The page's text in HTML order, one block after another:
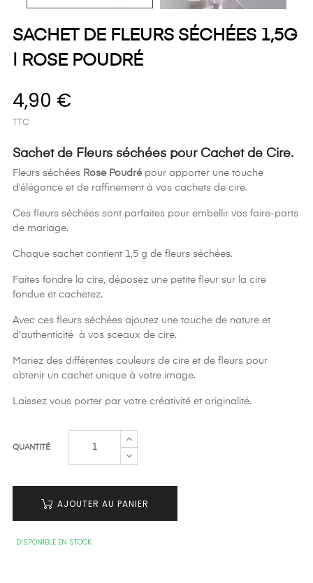
SACHET DE FLEURS SÉCHÉES 1,5G
| ROSE POUDRÉ
4,90 €
TTC
Sachet de Fleurs séchées pour Cachet de Cire.
Fleurs séchées Rose Poudrépour apporter une touche
d’élégance et de raffinement à vos cachets de cire.
Ces fleurs séchées sont parfaites pour embellir vos faire-parts
de mariage.
Chaque sachet contient 1,5 g de fleurs séchées.
Faites fondre la cire, déposez une petite fleur sur la cire
fondue et cachetez.
Avec ces fleurs séchées ajoutez une touche de nature et
d'authenticité à vos sceaux de cire.
Mariez des différentes couleurs de cire et de fleurs pour
obtenir un cachet unique à votre image.
Laissez vous porter par votre créativité et originalité.
QUANTITÉ
AJOUTER AU PANIER
DISPONIBLE EN STOCK